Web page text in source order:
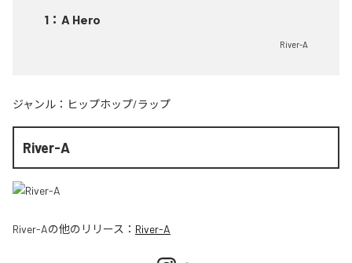
1 ： A Hero
River-A
ジャンル： ヒップホップ/ラップ
River-A
River-Aの他のリリース： River-A